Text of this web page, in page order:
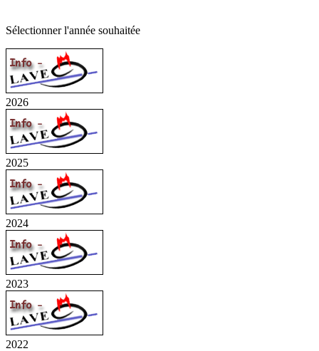
Sélectionner l'année souhaitée
2026
2025
2024
2023
2022